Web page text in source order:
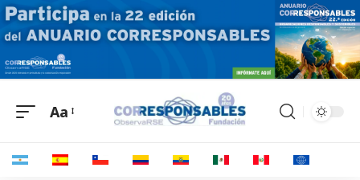
Aa